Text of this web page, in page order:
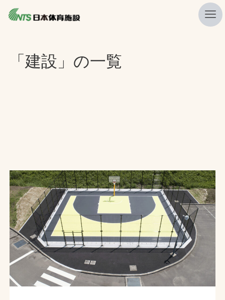
ニュース
会社概要
採用情報
検索
お問合せ
お取引先の皆様へ
「建設」の一覧